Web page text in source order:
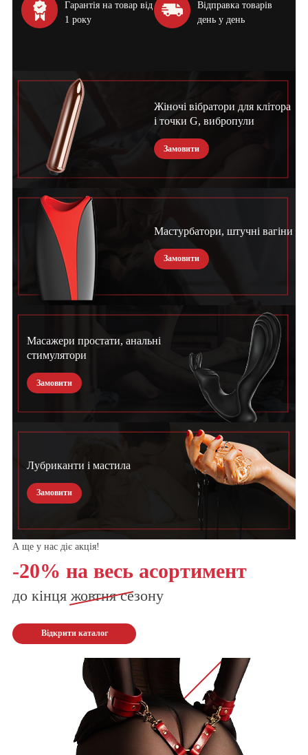
Гарантія на товар від
1 року
Відправка товарів
день у день
Жіночі вібратори для клітора
і точки G, вибропули
Замовити
Мастурбатори, штучні вагіни
Замовити
Масажери простати, анальні
стимулятори
Замовити
Лубриканти і мастила
Замовити
А ще у нас діє акція!
-20% на весь асортимент
до кінця жовтнясезону
Відкрити каталог